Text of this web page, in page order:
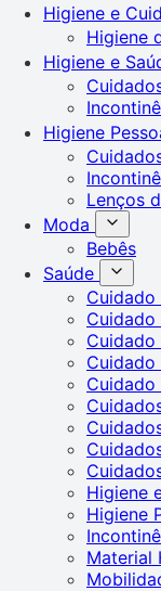
Higiene e
Higiene
Higiene e
Higiene
Lenços
Moda
Bebês
Saúde
Cuidado
Cuidado
Cuidado
Cuidado
Higiene
Higiene
Material